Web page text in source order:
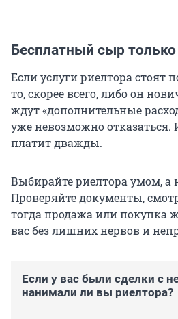
Бесплатный сыр
Если услуги риелтора стоят
то, скорее всего, либо он
ждут «дополнительные
уже невозможно отказаться.
платит дважды.
Выбирайте риелтора умом, а
Проверяйте документы,
тогда продажа или покупка
вас без лишних нервов и
Если у вас были сделки с
нанимали ли вы риелтора?